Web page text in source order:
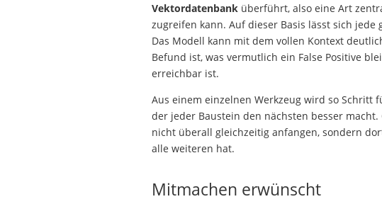
Vektordatenbanküberführt, also eine Art
zugreifen kann. Auf dieser Basis lässt sich
Das Modell kann mit dem vollen Kontext
Befund ist, was vermutlich ein False Positive
erreichbar ist.
Aus einem einzelnen Werkzeug wird so Schritt
der jeder Baustein den nächsten besser
nicht überall gleichzeitig anfangen, sondern
alle weiteren hat.
Mitmachen erwünscht